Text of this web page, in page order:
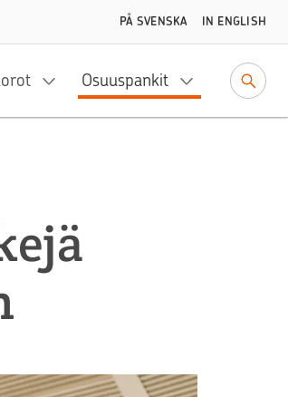
PÅ SVENSKA IN ENGLISH
Osuuspankit